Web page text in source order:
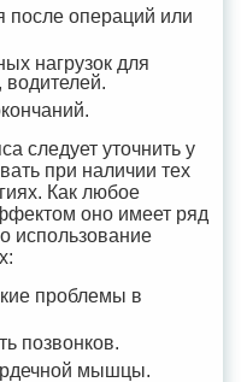
после операций или
нагрузок для
водителей.
следует уточнить у
при наличии тех
Как любое
оно имеет ряд
использование
проблемы в
позвонков.
мышцы.